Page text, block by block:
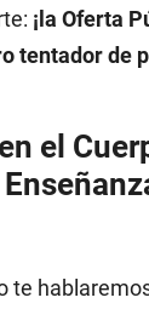
¡la Oferta
tentador de
el
te